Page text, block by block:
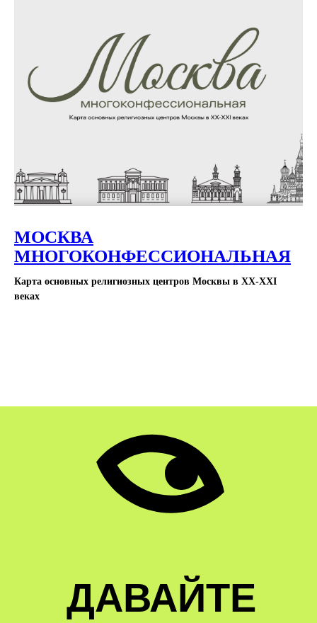
МОСКВА
МНОГОКОНФЕССИОНАЛЬНАЯ
Карта основных религиозных центров Москвы в XX-ХХI
веках
ДАВАЙТЕ